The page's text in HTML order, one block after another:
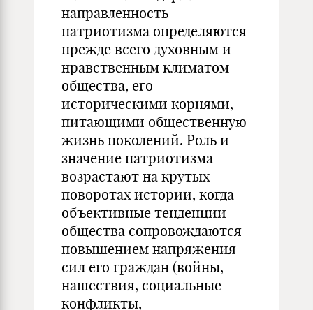
направленность
патриотизма определяются
прежде всего духовным и
нравственным климатом
общества, его
историческими корнями,
питающими общественную
жизнь поколений. Роль и
значение патриотизма
возрастают на крутых
поворотах истории, когда
объективные тенденции
общества сопровождаются
повышением напряжения
сил его граждан (войны,
нашествия, социальные
конфликты,